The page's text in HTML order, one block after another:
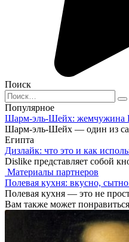
Поиск
Search
for:
Популярное
Шарм-эль-Шейх: жемчужина
Шарм-эль-Шейх — один из
Египта
Дизлайк: что это и как
Dislike представляет собой
Материалы партнеров
Полевая кухня: вкусно,
Полевая кухня — это не
Вам также может понравиться